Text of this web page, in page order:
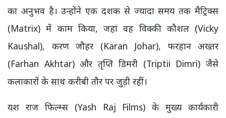
का अनुभव है। उन्होंने एक दशक से ज्यादा समय तक मैट्रिक्स
(Matrix) में काम किया, जहां वह विक्की कौशल (Vicky
Kaushal), करण जौहर (Karan Johar), फरहान अख्तर
(Farhan Akhtar) और तृप्ति डिमरी (Triptii Dimri) जैसे
कलाकारों के साथ करीबी तौर पर जुड़ी रहीं।
यश राज फिल्म्स (Yash Raj Films) के मुख्य कार्यकारी